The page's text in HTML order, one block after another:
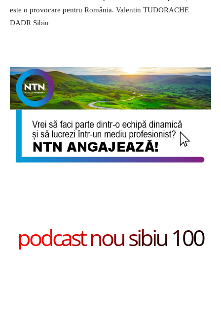
este o provocare pentru România. Valentin TUDORACHE
DADR Sibiu
podcast nou sibiu 100